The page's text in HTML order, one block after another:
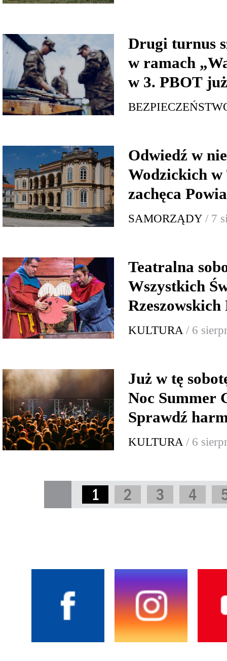
Drugi turnus
w ramach
w 3. PBOT
Odwiedź w
Wodzickich w
zachęca
SAMORZĄDY / 7
Teatralna
Wszystkich
KULTURA / 6
Już w tę
Noc Summer
Sprawdź
KULTURA / 6
1 2 3 4